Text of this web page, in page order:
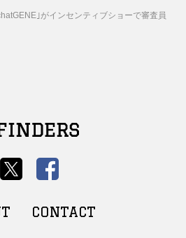
｣がインセンティブショーで審査員
CONTACT